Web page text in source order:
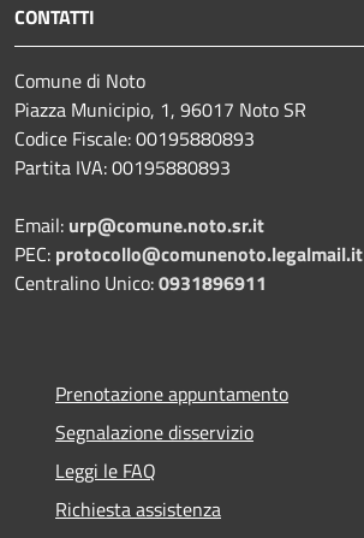
CONTATTI
Comune di Noto
Piazza Municipio, 1, 96017 Noto SR
Codice Fiscale: 00195880893
Partita IVA: 00195880893
Email: urp@comune.noto.sr.it
PEC: protocollo@comunenoto.legalmail.it
Centralino Unico:0931896911
Prenotazione appuntamento
Segnalazione disservizio
Leggi le FAQ
Richiesta assistenza